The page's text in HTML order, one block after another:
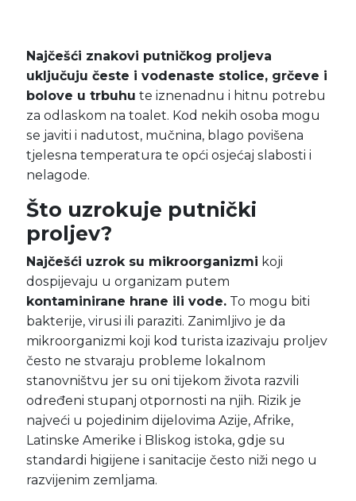
Najčešći znakovi putničkog proljeva
uključuju česte i vodenaste stolice, grčeve i
bolove u trbuhu te iznenadnu i hitnu potrebu
za odlaskom na toalet. Kod nekih osoba mogu
se javiti i nadutost, mučnina, blago povišena
tjelesna temperatura te opći osjećaj slabosti i
nelagode.
Što uzrokuje putnički
proljev?
Najčešći uzrok su mikroorganizmi koji
dospijevaju u organizam putem
kontaminirane hrane ili vode. To mogu biti
bakterije, virusi ili paraziti. Zanimljivo je da
mikroorganizmi koji kod turista izazivaju proljev
često ne stvaraju probleme lokalnom
stanovništvu jer su oni tijekom života razvili
određeni stupanj otpornosti na njih. Rizik je
najveći u pojedinim dijelovima Azije, Afrike,
Latinske Amerike i Bliskog istoka, gdje su
standardi higijene i sanitacije često niži nego u
razvijenim zemljama.